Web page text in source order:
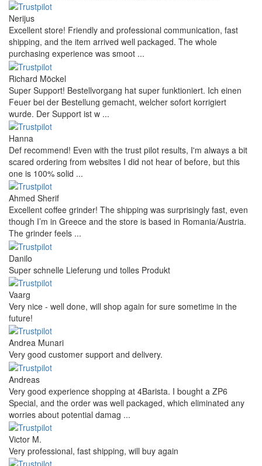
Nerijus
Excellent store! Friendly and professional communication, fast
shipping, and the item arrived well packaged. The whole
purchasing experience was smoot ...
Richard Möckel
Super Support! Bestellvorgang hat super funktioniert. Ich einen
Feuer bei der Bestellung gemacht, welcher sofort korrigiert
wurde. Der Support ist w ...
Hanna
Def recommend! Even with the trust pilot results, I'm always a bit
scared ordering from websites I did not hear of before, but this
one is 100% solid ...
Ahmed Sherif
Excellent coffee grinder! The shipping was surprisingly fast, even
though I’m in Greece and the store is based in Romania/Austria.
The grinder feels ...
Danilo
Super schnelle Lieferung und tolles Produkt
Vaarg
Very nice - well done, will shop again for sure sometime in the
future!
Andrea Munari
Very good customer support and delivery.
Andreas
Very good experience shopping at 4Barista. I bought a ZP6
Special, and the order was well packaged, which eliminated any
worries about potential damag ...
Victor M.
Very professional, fast shipping, will buy again